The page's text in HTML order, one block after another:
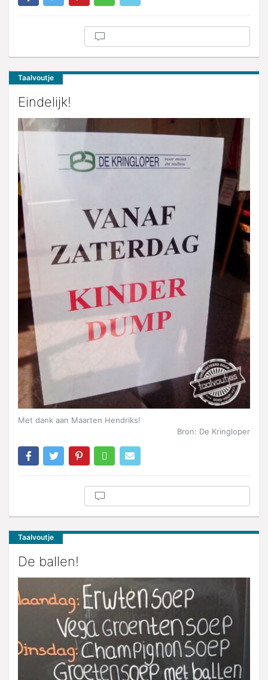
Taalvoutje
Eindelijk!
Met dank aan Maarten Hendriks!
Bron: De Kringloper
Taalvoutje
De ballen!